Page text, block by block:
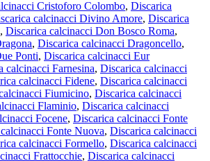
Cristoforo Colombo, Discarica
calcinacci Divino Amore, Discarica
, Discarica calcinacci Don Bosco Roma,
, Discarica calcinacci Dragoncello,
Ponti, Discarica calcinacci Eur
calcinacci Farnesina, Discarica calcinacci
calcinacci Fidene, Discarica calcinacci
Fiumicino, Discarica calcinacci
Flaminio, Discarica calcinacci
Focene, Discarica calcinacci Fonte
Fonte Nuova, Discarica calcinacci
calcinacci Formello, Discarica calcinacci
Frattocchie, Discarica calcinacci